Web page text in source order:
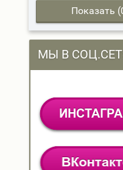
Показать (
МЫ В